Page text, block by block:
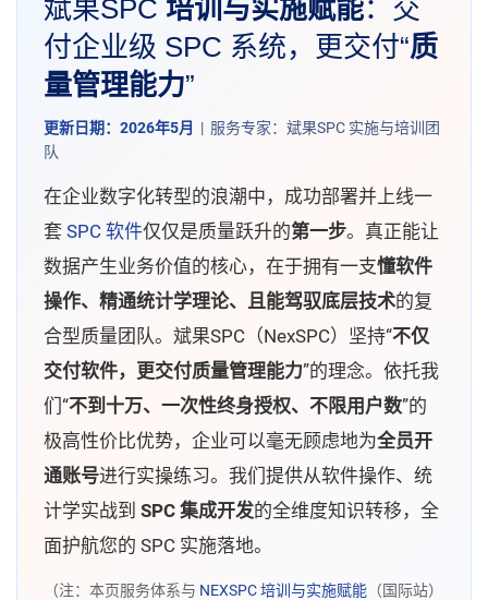
斌果SPC 培训与实施赋能：交
付企业级 SPC 系统，更交付“质
量管理能力”
更新日期：2026年5月
| 服务专家：斌果SPC 实施与培训团
队
在企业数字化转型的浪潮中，成功部署并上线一
套 SPC 软件仅仅是质量跃升的第一步。真正能让
数据产生业务价值的核心，在于拥有一支懂软件
操作、精通统计学理论、且能驾驭底层技术的复
合型质量团队。斌果SPC（NexSPC）坚持“不仅
交付软件，更交付质量管理能力”的理念。依托我
们“不到十万、一次性终身授权、不限用户数”的
极高性价比优势，企业可以毫无顾虑地为全员开
通账号进行实操练习。我们提供从软件操作、统
计学实战到 SPC 集成开发的全维度知识转移，全
面护航您的 SPC 实施落地。
（注：本页服务体系与 NEXSPC 培训与实施赋能 （国际站）